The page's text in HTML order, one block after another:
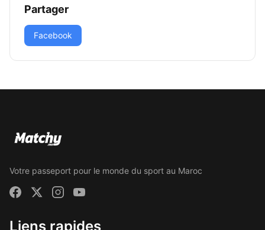
Partager
Facebook
Votre passeport pour le monde du sport au Maroc
Liens rapides